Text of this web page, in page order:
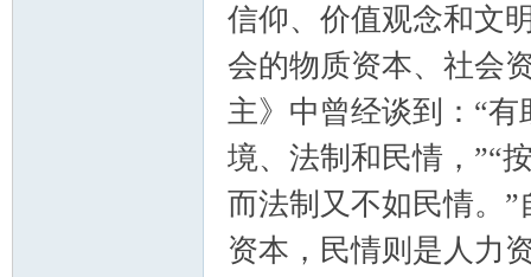
信仰、价值观念和文
会的物质资本、社会
主》中曾经谈到：“
境、法制和民情，”“
而法制又不如民情。
资本，民情则是人力